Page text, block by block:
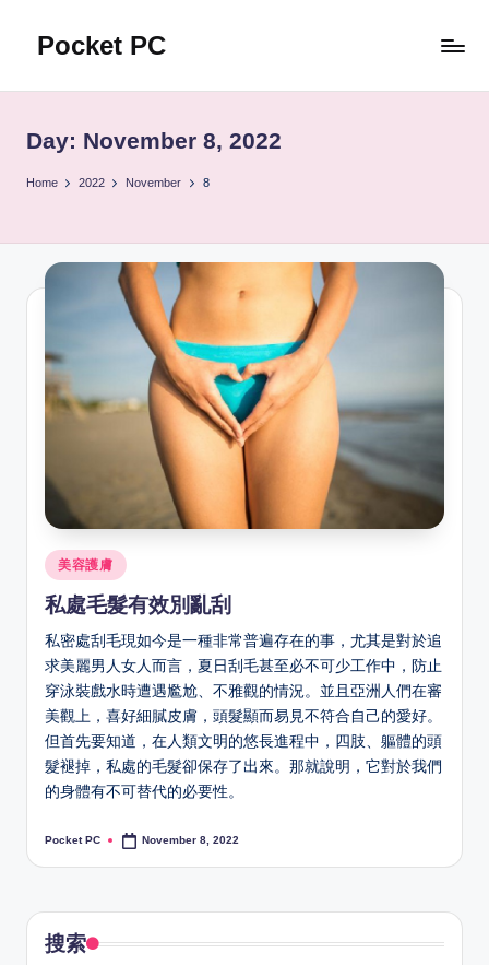
Pocket PC
資
Day: November 8, 2022
Home 2022 November 8
Posted
in
美容護膚
私處毛髮有效別亂刮
私密處刮毛現如今是一種非常普遍存在的事，尤其是對於追
求美麗男人女人而言，夏日刮毛甚至必不可少工作中，防止
穿泳裝戲水時遭遇尷尬、不雅觀的情況。並且亞洲人們在審
美觀上，喜好細膩皮膚，頭髮顯而易見不符合自己的愛好。
但首先要知道，在人類文明的悠長進程中，四肢、軀體的頭
髮褪掉，私處的毛髮卻保存了出來。那就說明，它對於我們
的身體有不可替代的必要性。
Posted
Pocket PC November 8, 2022
搜索